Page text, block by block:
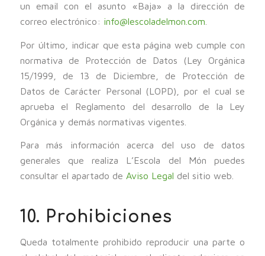
un email con el asunto «Baja» a la dirección de
correo electrónico: info@lescoladelmon.com
Por último, indicar que esta página web cumple con
normativa de Protección de Datos (Ley Orgánica
15/1999, de 13 de Diciembre, de Protección de
Datos de Carácter Personal (LOPD), por el cual se
aprueba el Reglamento del desarrollo de la Ley
Orgánica y demás normativas vigentes.
Para más información acerca del uso de datos
generales que realiza L’Escola del Món puedes
consultar el apartado de Aviso Legal del sitio web.
10. Prohibiciones
Queda totalmente prohibido reproducir una parte o